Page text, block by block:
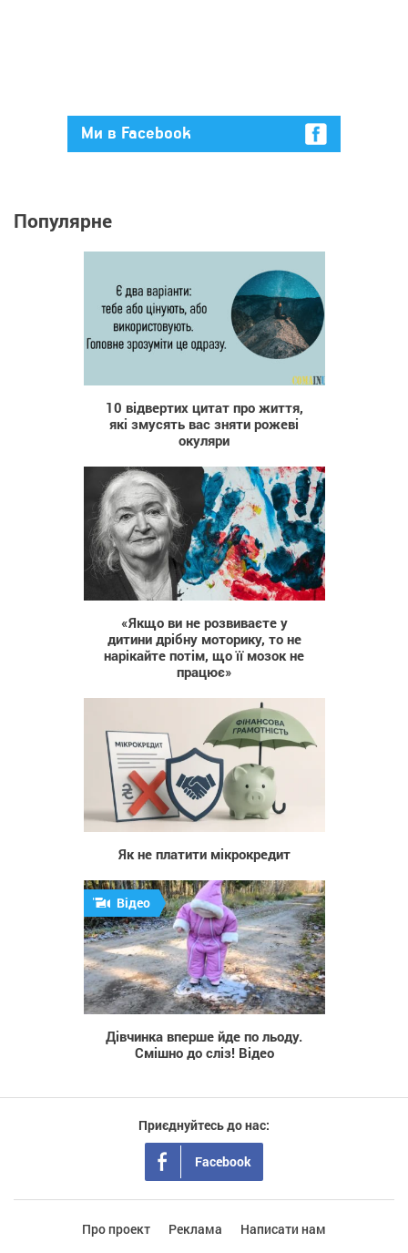
Ми в Facebook
Популярне
10 відвертих цитат про життя,
які змусять вас зняти рожеві
окуляри
51 914
«Якщо ви не розвиваєте у
дитини дрібну моторику, то не
нарікайте потім, що її мозок не
працює»
Як не платити мікрокредит
2 323
Відео
Дівчинка вперше йде по льоду.
Смішно до сліз! Відео
Приєднуйтесь до нас:
Facebook
Про проект Реклама Написати нам